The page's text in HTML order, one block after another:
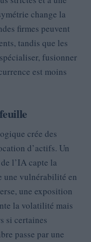
change la
firmes peuvent
tandis que les
fusionner
est moins
crée des
d’actifs. Un
l’IA capte la
une vulnérabilité en
une exposition
la volatilité mais
si certaines
passe par une